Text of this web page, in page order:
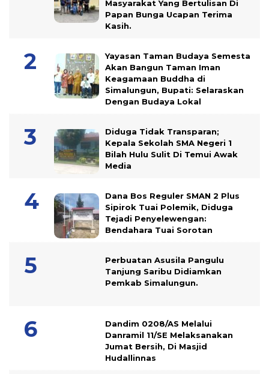
Masyarakat Yang Bertulisan Di
Papan Bunga Ucapan Terima
Kasih.
Yayasan Taman Budaya Semesta
Akan Bangun Taman Iman
Keagamaan Buddha di
Simalungun, Bupati: Selaraskan
Dengan Budaya Lokal
Diduga Tidak Transparan;
Kepala Sekolah SMA Negeri 1
Bilah Hulu Sulit Di Temui Awak
Media
Dana Bos Reguler SMAN 2 Plus
Sipirok Tuai Polemik, Diduga
Tejadi Penyelewengan:
Bendahara Tuai Sorotan
Perbuatan Asusila Pangulu
Tanjung Saribu Didiamkan
Pemkab Simalungun.
Dandim 0208/AS Melalui
Danramil 11/SE Melaksanakan
Jumat Bersih, Di Masjid
Hudallinnas